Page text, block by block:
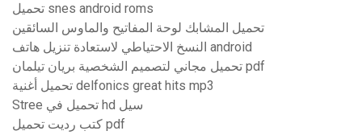
تحميل snes android roms
تحميل المشابك لوحة المفاتيح والماوس السائقين
النسخ الاحتياطي لاستعادة تنزيل هاتف android
تحميل مجاني لتصميم الشخصية بريان تيلمان pdf
تحميل أغنية delfonics great hits mp3
Stree تحميل في hd سيل
كتب رديت تحميل pdf